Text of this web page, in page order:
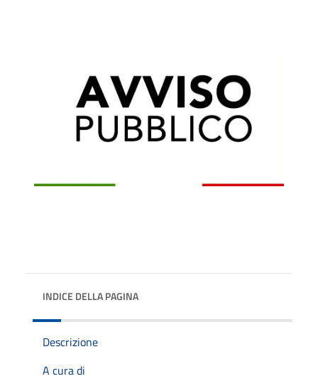
INDICE DELLA PAGINA
Descrizione
A cura di